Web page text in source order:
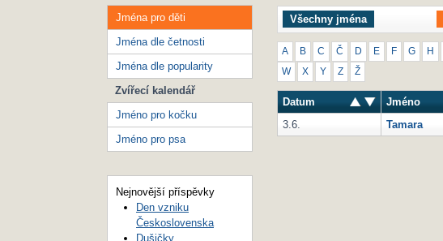
Všechny jména
A B C Č D E F G H
W X Y Z Ž
Datum Jméno
3.6.
Tamara
Jména pro děti
Jména dle četnosti
Jména dle popularity
Zvířecí kalendář
Jméno pro kočku
Jméno pro psa
Nejnovější příspěvky
Den vzniku
Československa
Dušičky